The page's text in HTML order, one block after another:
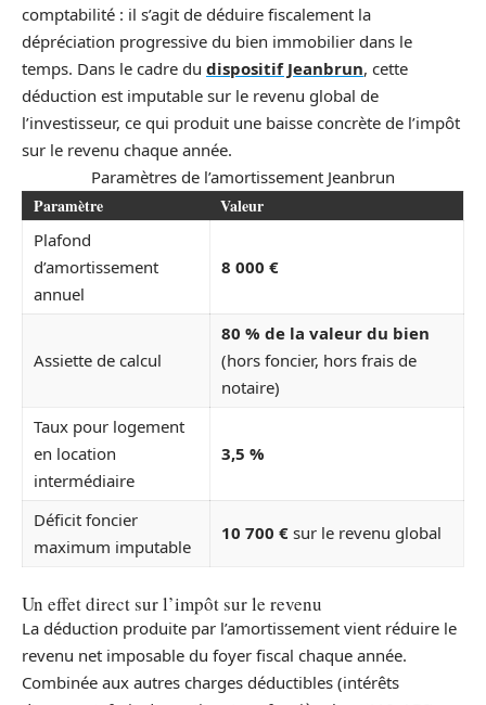
comptabilité : il s’agit de déduire fiscalement la
dépréciation progressive du bien immobilier dans le
temps. Dans le cadre du dispositif Jeanbrun, cette
déduction est imputable sur le revenu global de
l’investisseur, ce qui produit une baisse concrète de l’impôt
sur le revenu chaque année.
Paramètres de l’amortissement Jeanbrun
Paramètre Valeur
Plafond
d’amortissement
annuel
8 000 €
Assiette de calcul
80 % de la valeur du bien
(hors foncier, hors frais de
notaire)
Taux pour logement
en location
intermédiaire
3,5 %
Déficit foncier
maximum imputable
10 700 € sur le revenu global
Un effet direct sur l’impôt sur le revenu
La déduction produite par l’amortissement vient réduire le
revenu net imposable du foyer fiscal chaque année.
Combinée aux autres charges déductibles (intérêts